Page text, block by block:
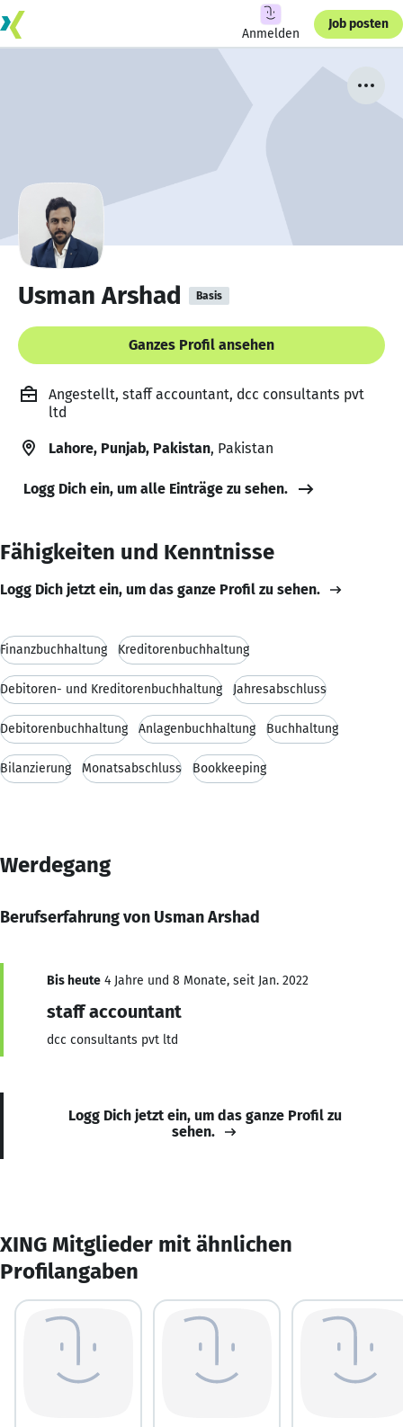
Anmelden
Job posten
Usman Arshad Basis
Ganzes Profil ansehen
Angestellt, staff accountant, dcc consultants pvt
ltd
Lahore, Punjab, Pakistan, Pakistan
Logg Dich ein, um alle Einträge zu sehen.
Fähigkeiten und Kenntnisse
Logg Dich jetzt ein, um das ganze Profil zu sehen.
Finanzbuchhaltung Kreditorenbuchhaltung
Debitoren- und Kreditorenbuchhaltung Jahresabschluss
Debitorenbuchhaltung Anlagenbuchhaltung Buchhaltung
Bilanzierung Monatsabschluss Bookkeeping
Werdegang
Berufserfahrung von Usman Arshad
Bis heute 4 Jahre und 8 Monate, seit Jan. 2022
staff accountant
dcc consultants pvt ltd
Logg Dich jetzt ein, um das ganze Profil zu
sehen.
XING Mitglieder mit ähnlichen
Profilangaben